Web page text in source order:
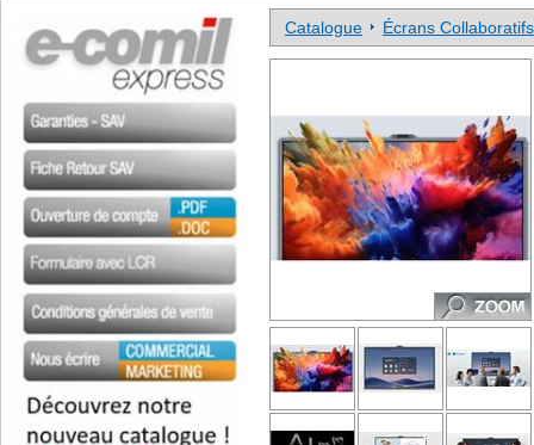
Catalogue Écrans Collaboratifs